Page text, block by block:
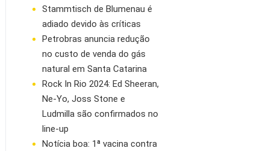
Stammtisch de Blumenau é
adiado devido às críticas
Petrobras anuncia redução
no custo de venda do gás
natural em Santa Catarina
Rock In Rio 2024: Ed Sheeran,
Ne-Yo, Joss Stone e
Ludmilla são confirmados no
line-up
Notícia boa: 1ª vacina contra